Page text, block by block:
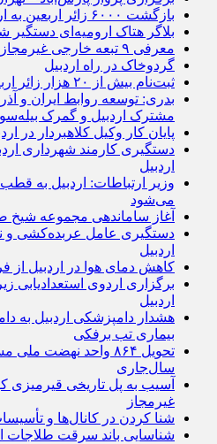
بازگشت ۶۰۰۰ زائر اربعین به اردبیل
بلاگر هتاک ارومیه‌ای دستگیر
معرفی ۹ تبعه خارجی غیرمجاز به مراجع قضایی در اردبیل
گردوخاک در راه اردبیل
ثبت‌نام بیش از ۲۰ هزار زائر اربعین از اردبیل
بدری: توسعه روابط ایران و
مشترک اردبیل و گمرک
پایان کار وکیل کلاهبردار در
دستگیری کارمند شهرداری
اردبیل
وزیر ارتباطات: اردبیل به
می‌شود
آغاز ساماندهی مجموعه شیخ
دستگیری عامل عربده‌کشی و
اردبیل
کاهش دمای هوا در اردبیل از
اردبیل
هشدار دامپزشکی اردبیل به
بیماری تب برفکی
تحویل ۸۶۴ واحد نهضت
سال‌جاری
آسیب به پل تاریخی قیرمیزی
غیرمجاز
شنا کردن در کانال‌ها و
شناسایی باند سرقت طلاجات